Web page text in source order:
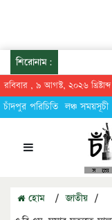
শিরোনাম:
রবিবার , ৯ আগস্ট, ২০২৬
চাঁদপুর পরিচিতি লঞ্চ সময়সূচী
হোম / জাতীয় /